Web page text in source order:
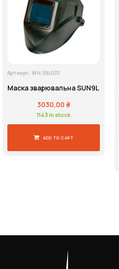
Артикул: WH.S9L001
Маска зварювальна SUN9L
3030,00 ₴
1143 in stock
ADD TO CART